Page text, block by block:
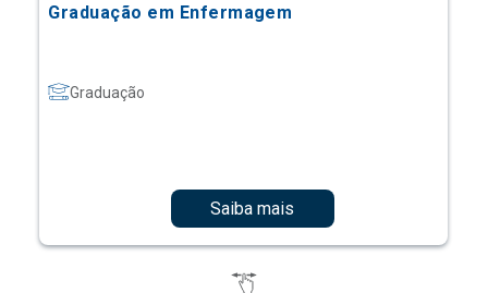
Graduação em Enfermagem
Graduação
Saiba mais